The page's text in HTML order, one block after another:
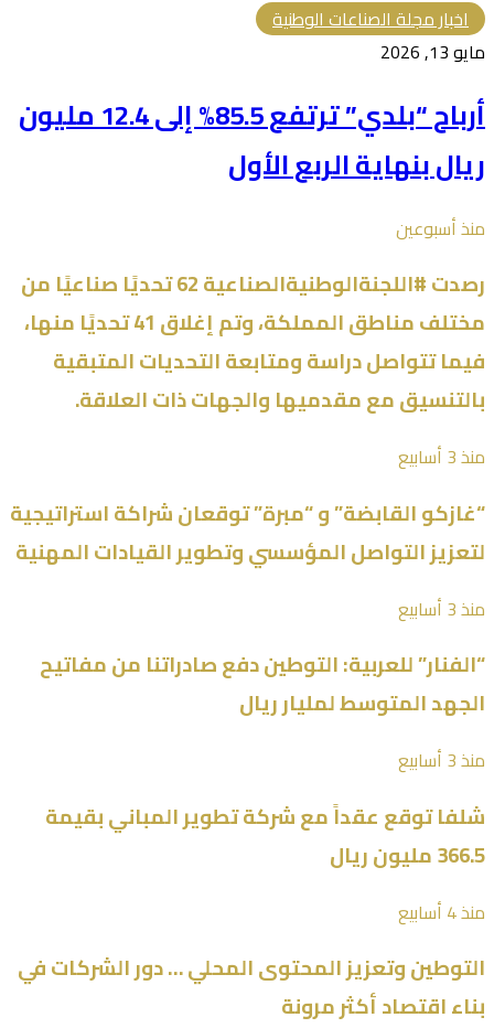
اخبار مجلة الصناعات الوطنية
مايو 13, 2026
أرباح “بلدي” ترتفع 85.5% إلى 12.4 مليون
ريال بنهاية الربع الأول
منذ أسبوعين
رصدت #اللجنةالوطنيةالصناعية 62 تحديًا صناعيًا من
مختلف مناطق المملكة، وتم إغلاق 41 تحديًا منها،
فيما تتواصل دراسة ومتابعة التحديات المتبقية
بالتنسيق مع مقدميها والجهات ذات العلاقة.
منذ 3 أسابيع
“غازكو القابضة” و “مبرة” توقعان شراكة استراتيجية
لتعزيز التواصل المؤسسي وتطوير القيادات المهنية
منذ 3 أسابيع
“الفنار” للعربية: التوطين دفع صادراتنا من مفاتيح
الجهد المتوسط لمليار ريال
منذ 3 أسابيع
شلفا توقع عقداً مع شركة تطوير المباني بقيمة
366.5 مليون ريال
منذ 4 أسابيع
التوطين وتعزيز المحتوى المحلي … دور الشركات في
بناء اقتصاد أكثر مرونة